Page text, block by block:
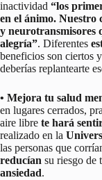
inactividad “los
en el ánimo.
y neurotransmisores
alegría”. Diferentes
beneficios son ciertos
deberías replantearte
• Mejora tu salud
en lugares cerrados,
aire libre te hará
realizado en la
las personas que
reducían su riesgo de
ansiedad.